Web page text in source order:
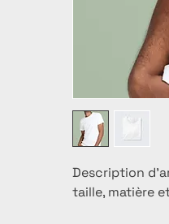
Description
taille, matière